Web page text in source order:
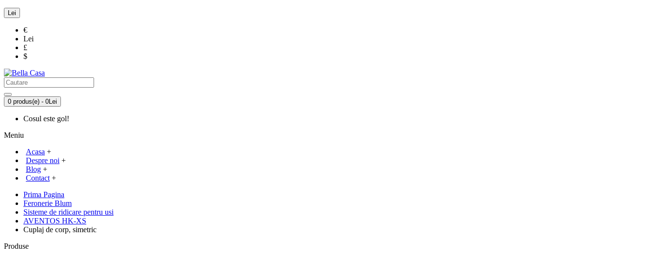
Lei
€
Lei
£
$
0 produs(e) - 0Lei
Cosul este gol!
Meniu
Acasa +
Despre noi +
Blog +
Contact +
Prima Pagina
Feronerie Blum
Sisteme de ridicare pentru usi
AVENTOS HK-XS
Cuplaj de corp, simetric
Produse